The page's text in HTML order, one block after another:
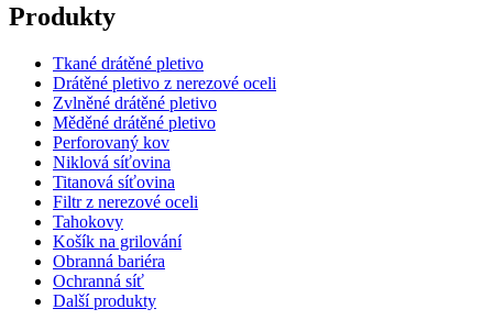
Produkty
Tkané drátěné pletivo
Drátěné pletivo z nerezové oceli
Zvlněné drátěné pletivo
Měděné drátěné pletivo
Perforovaný kov
Niklová síťovina
Titanová síťovina
Filtr z nerezové oceli
Tahokovy
Košík na grilování
Obranná bariéra
Ochranná síť
Další produkty